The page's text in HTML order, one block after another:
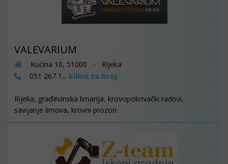
VALEVARIUM
Kućina 10, 51000 - Rijeka
051 267 1... klikni za broj
Rijeka, građevinska limarija, krovopokrivački radovi,
savijanje limova, krovni prozori